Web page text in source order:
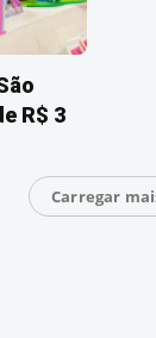
R$ 3
Carregar